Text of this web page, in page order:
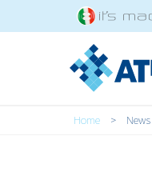
Salta al contenuto principale
Tu sei qui
Home > News